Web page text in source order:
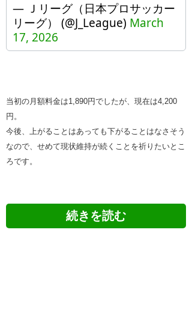
— Ｊリーグ（日本プロサッカー
リーグ） (@J_League) March
17, 2026
当初の月額料金は1,890円でしたが、現在は4,200
円。
今後、上がることはあっても下がることはなさそう
なので、せめて現状維持が続くことを祈りたいとこ
ろです。